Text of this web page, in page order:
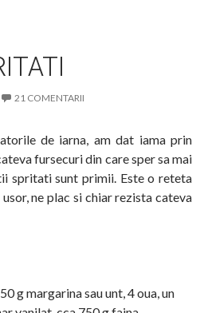
21 COMENTARII
de iarna, am dat iama prin
fursecuri din care sper sa mai
spritati sunt primii. Este o reteta
ne plac si chiar rezista cateva
g margarina sau unt, 4 oua, un